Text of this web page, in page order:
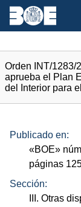
Orden INT/1283/
aprueba el Plan
del Interior para
Publicado en:
«BOE»
páginas
Sección:
III. Otras